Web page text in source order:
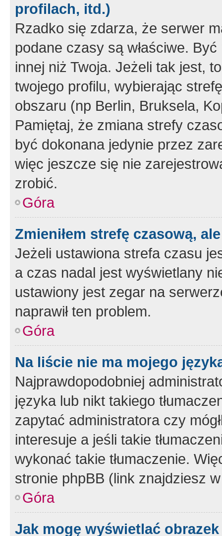
profilach, itd.)
Rzadko się zdarza, że serwer
podane czasy są właściwe.
innej niż Twoja. Jeżeli tak jest,
twojego profilu, wybierając
obszaru (np Berlin, Bruksela,
Pamiętaj, że zmiana strefy
być dokonana jedynie przez
więc jeszcze się nie
zrobić.
Góra
Zmieniłem strefę czasową,
Jeżeli ustawiona strefa czasu
a czas nadal jest wyświetlany
ustawiony jest zegar na
naprawił ten problem.
Góra
Na liście nie ma mojego
Najprawdopodobniej
języka lub nikt takiego
zapytać administratora czy
interesuje a jeśli takie
wykonać takie tłumaczenie.
stronie phpBB (link znajdziesz
Góra
Jak mogę wyświetlać